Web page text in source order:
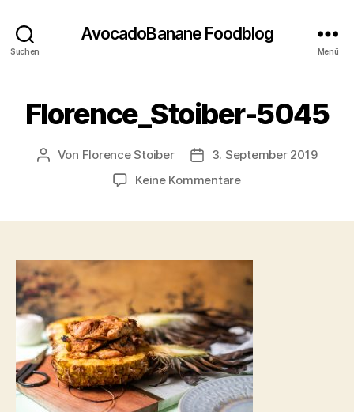
Suchen
AvocadoBanane Foodblog
Menü
Florence_Stoiber-5045
Beitragsautor
Von Florence Stoiber Veröffentlichungsdatum
3. September 2019
Keine Kommentarezu